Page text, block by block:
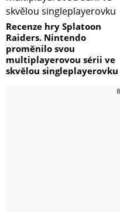
Recenze hry Splatoon
Raiders. Nintendo
proměnilo svou
multiplayerovou sérii ve
skvělou singleplayerovku